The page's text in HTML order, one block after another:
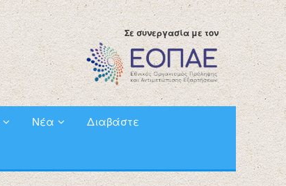
Σε συνεργασία με τον
Νέα Διαβάστε